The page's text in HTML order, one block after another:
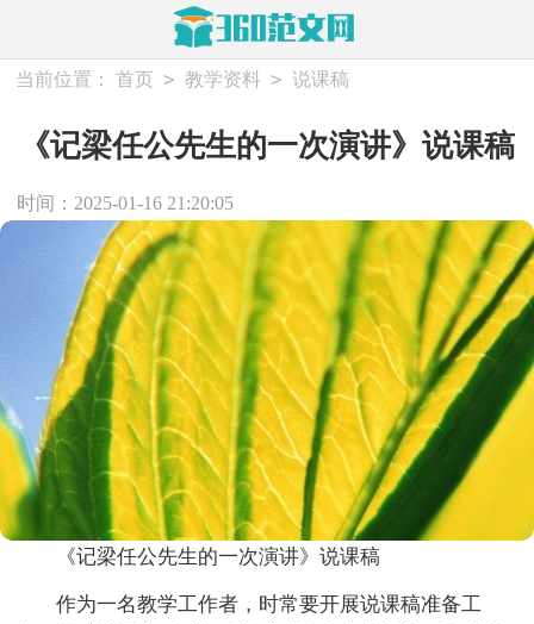
当前位置： 首页 > 教学资料 > 说课稿
《记梁任公先生的一次演讲》说课稿
时间：2025-01-16 21:20:05
《记梁任公先生的一次演讲》说课稿
作为一名教学工作者，时常要开展说课稿准备工